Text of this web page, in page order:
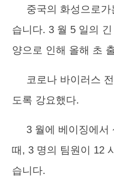
중국의 화성으로
습니다. 3 월 5 일의
양으로 인해 올해 초
코로나 바이러스
도록 강요했다.
3 월에 베이징에서
때, 3 명의 팀원이 12
습니다.